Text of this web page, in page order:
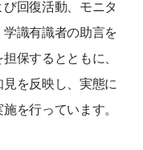
回復活動、モニタ
識有識者の助言を
保するとともに、
を反映し、実態に
を行っています。